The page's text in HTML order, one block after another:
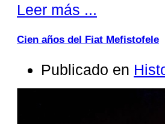
Leer más ...
Cien años del Fiat Mefistofele
Publicado en